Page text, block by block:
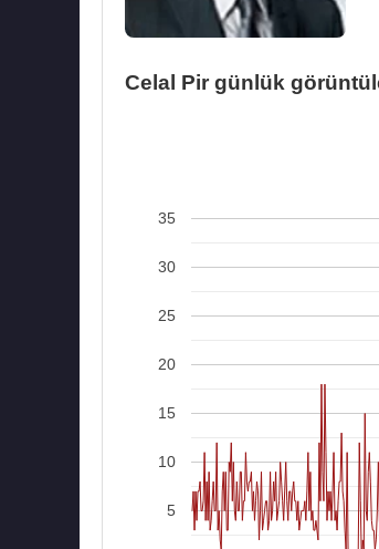
Celal Pir günlük
5
10
15
20
25
30
35